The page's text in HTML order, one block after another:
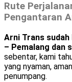
Rute
Pengantaran
Arni Trans
– Pemalang dan
sebentar, kami
yang nyaman,
penumpang.